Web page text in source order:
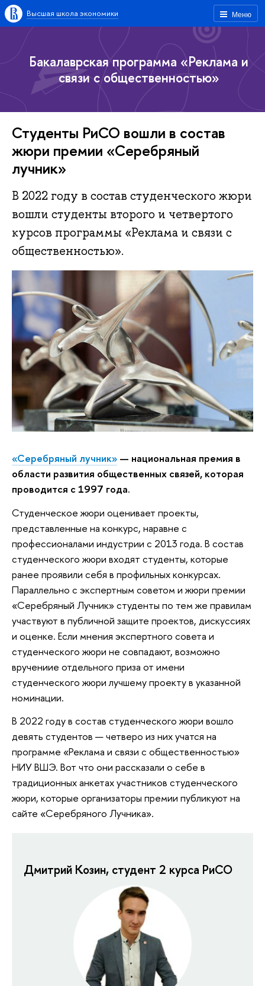
Меню
Высшая школа экономики
Бакалаврская программа «Реклама и
связи с общественностью»
Студенты РиСО вошли в состав
жюри премии «Серебряный
лучник»
В 2022 году в состав студенческого жюри
вошли студенты второго и четвертого
курсов программы «Реклама и связи с
общественностью».
«Серебряный лучник» — национальная премия в
области развития общественных связей, которая
проводится с 1997 года.
Студенческое жюри оценивает проекты,
представленные на конкурс, наравне с
профессионалами индустрии с 2013 года. В состав
студенческого жюри входят студенты, которые
ранее проявили себя в профильных конкурсах.
Параллельно с экспертным советом и жюри премии
«Серебряный Лучник» студенты по тем же правилам
участвуют в публичной защите проектов, дискуссиях
и оценке. Если мнения экспертного совета и
студенческого жюри не совпадают, возможно
вручениие отдельного приза от имени
студенческого жюри лучшему проекту в указанной
номинации.
В 2022 году в состав студенческого жюри вошло
девять студентов — четверо из них учатся на
программе «Реклама и связи с общественностью»
НИУ ВШЭ. Вот что они рассказали о себе в
традиционных анкетах участников студенческого
жюри, которые организаторы премии публикуют на
сайте «Серебряного Лучника».
Дмитрий Козин, студент 2 курса РиСО